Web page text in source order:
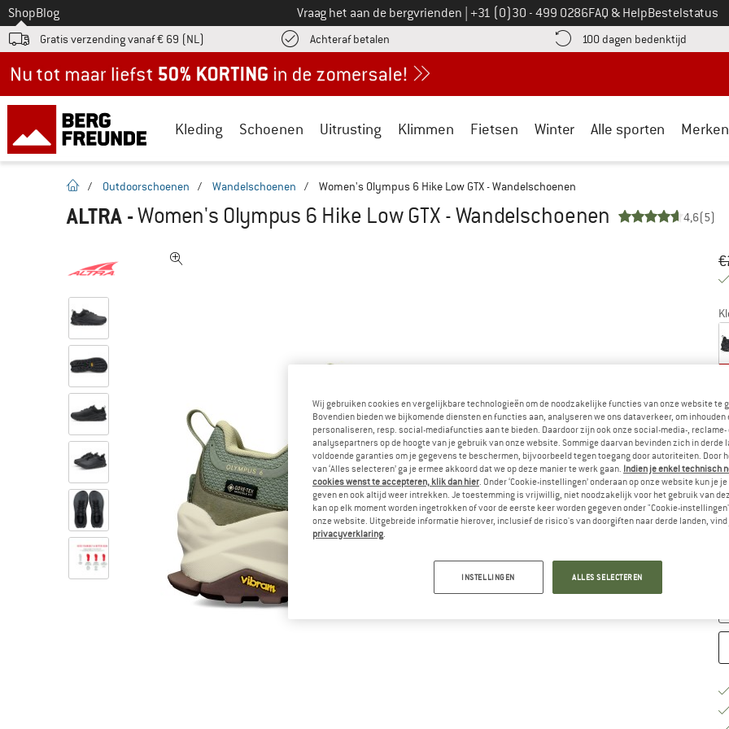
Naar
ShopBlog Vraag het aan de bergvrienden Bel ons op
+31 (0)30 - 499 0286FAQ & HelpBestelstatus
Gratis verzending vanaf € 69 (NL) Achteraf betalen vind de betalingsinformatie hier! Opent in een infovak
100 dagen bedenktijd Vind
Kleding Schoenen Uitrusting Klimmen Fietsen Winter Alle sporten Merken
Startpagina
/ Outdoorschoenen / Wandelschoenen / Women's Olympus 6 Hike Low GTX - Wandelschoenen
ALTRA -Women's Olympus 6 Hike Low GTX - Wandelschoenen 4,6(5)
€
Wij gebruiken cookies en vergelijkbare technologieën om de noodzakelijke functies van onze website te
Bovendien bieden we bijkomende diensten en functies aan, analyseren we ons dataverkeer, om inhouden
personaliseren, resp. social-mediafuncties aan te bieden. Daardoor zijn ook onze social-media-, reclame-
analysepartners op de hoogte van je gebruik van onze website. Sommige daarvan bevinden zich in derde
voldoende garanties om je gegevens te beschermen, bijvoorbeeld tegen toegang door autoriteiten. Door
van ‘Alles selecteren’ ga je ermee akkoord dat we op deze manier te werk gaan. Indien je enkel technisch
cookies wenst te accepteren, klik dan hier. Onder ‘Cookie-instellingen’ onderaan op onze website kun je
geven en ook altijd weer intrekken. Je toestemming is vrijwillig, niet noodzakelijk voor het gebruik van
kan op elk moment worden ingetrokken of voor de eerste keer worden gegeven onder "Cookie-
onze website. Uitgebreide informatie hierover, inclusief de risico's van doorgiften naar derde landen, vind
privacyverklaring.
INSTELLINGEN ALLES SELECTEREN